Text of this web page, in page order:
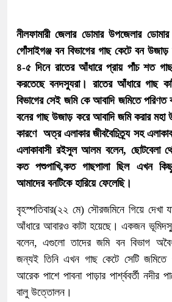
নীলফামারী জেলার ডোমার উপজেলার
গোঁসাইগঞ্জ বন বিভাগের গাছ কেটে বন
৪-৫ দিনে রাতের আঁধারে প্রায় পাঁচ শত
করতেছে বনদস্যুরা। রাতের আঁধারে গাছ
বিভাগের সেই জমি কে আবাদি জমিতে
বনের গাছ উজাড় করে আবাদি জমি করার
কারণে অত্র এলাকার জীববৈচিত্র্য সহ
এলাকাবাসী রইসুল আলম বলেন, ছোটবেলা
কত পশুপাখি,কত গাছপালা ছিল এখন
আমাদের বনটিকে হারিয়ে ফেলেছি।
বৃহস্পতিবার(২২ মে) সৌরজমিনে গিয়ে দেখা
আঁধারে আবারও কাটা হয়েছে। একজন
বলেন, এগুলো তাদের জমি বন বিভাগ
জন্যই তিনি এখন গাছ কেটে সেটি
আরেক পাশে পাবনা পাড়ার পার্শ্ববর্তী নদীর
বালু উত্তোলন।